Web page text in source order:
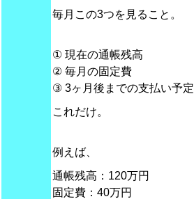
毎月この3つを見ること。
① 現在の通帳残高
② 毎月の固定費
③ 3ヶ月後までの支払い予定
これだけ。
例えば、
通帳残高：120万円
固定費：40万円